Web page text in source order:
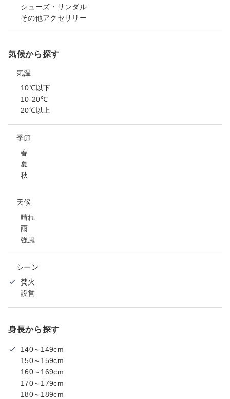
シューズ・サンダル
その他アクセサリー
気候から探す
気温
10℃以下
10-20℃
20℃以上
季節
春
夏
秋
天候
晴れ
雨
強風
シーン
焚火
設営
身長から探す
140～149cm
150～159cm
160～169cm
170～179cm
180～189cm